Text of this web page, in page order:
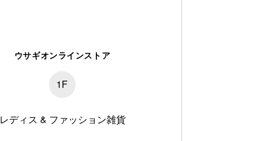
ウサギオンラインストア
1F
レディス & ファッション雑貨